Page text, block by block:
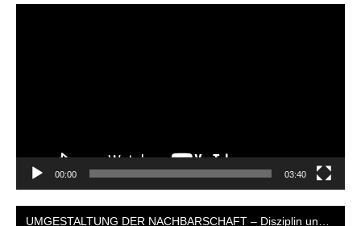
00:00 03:40